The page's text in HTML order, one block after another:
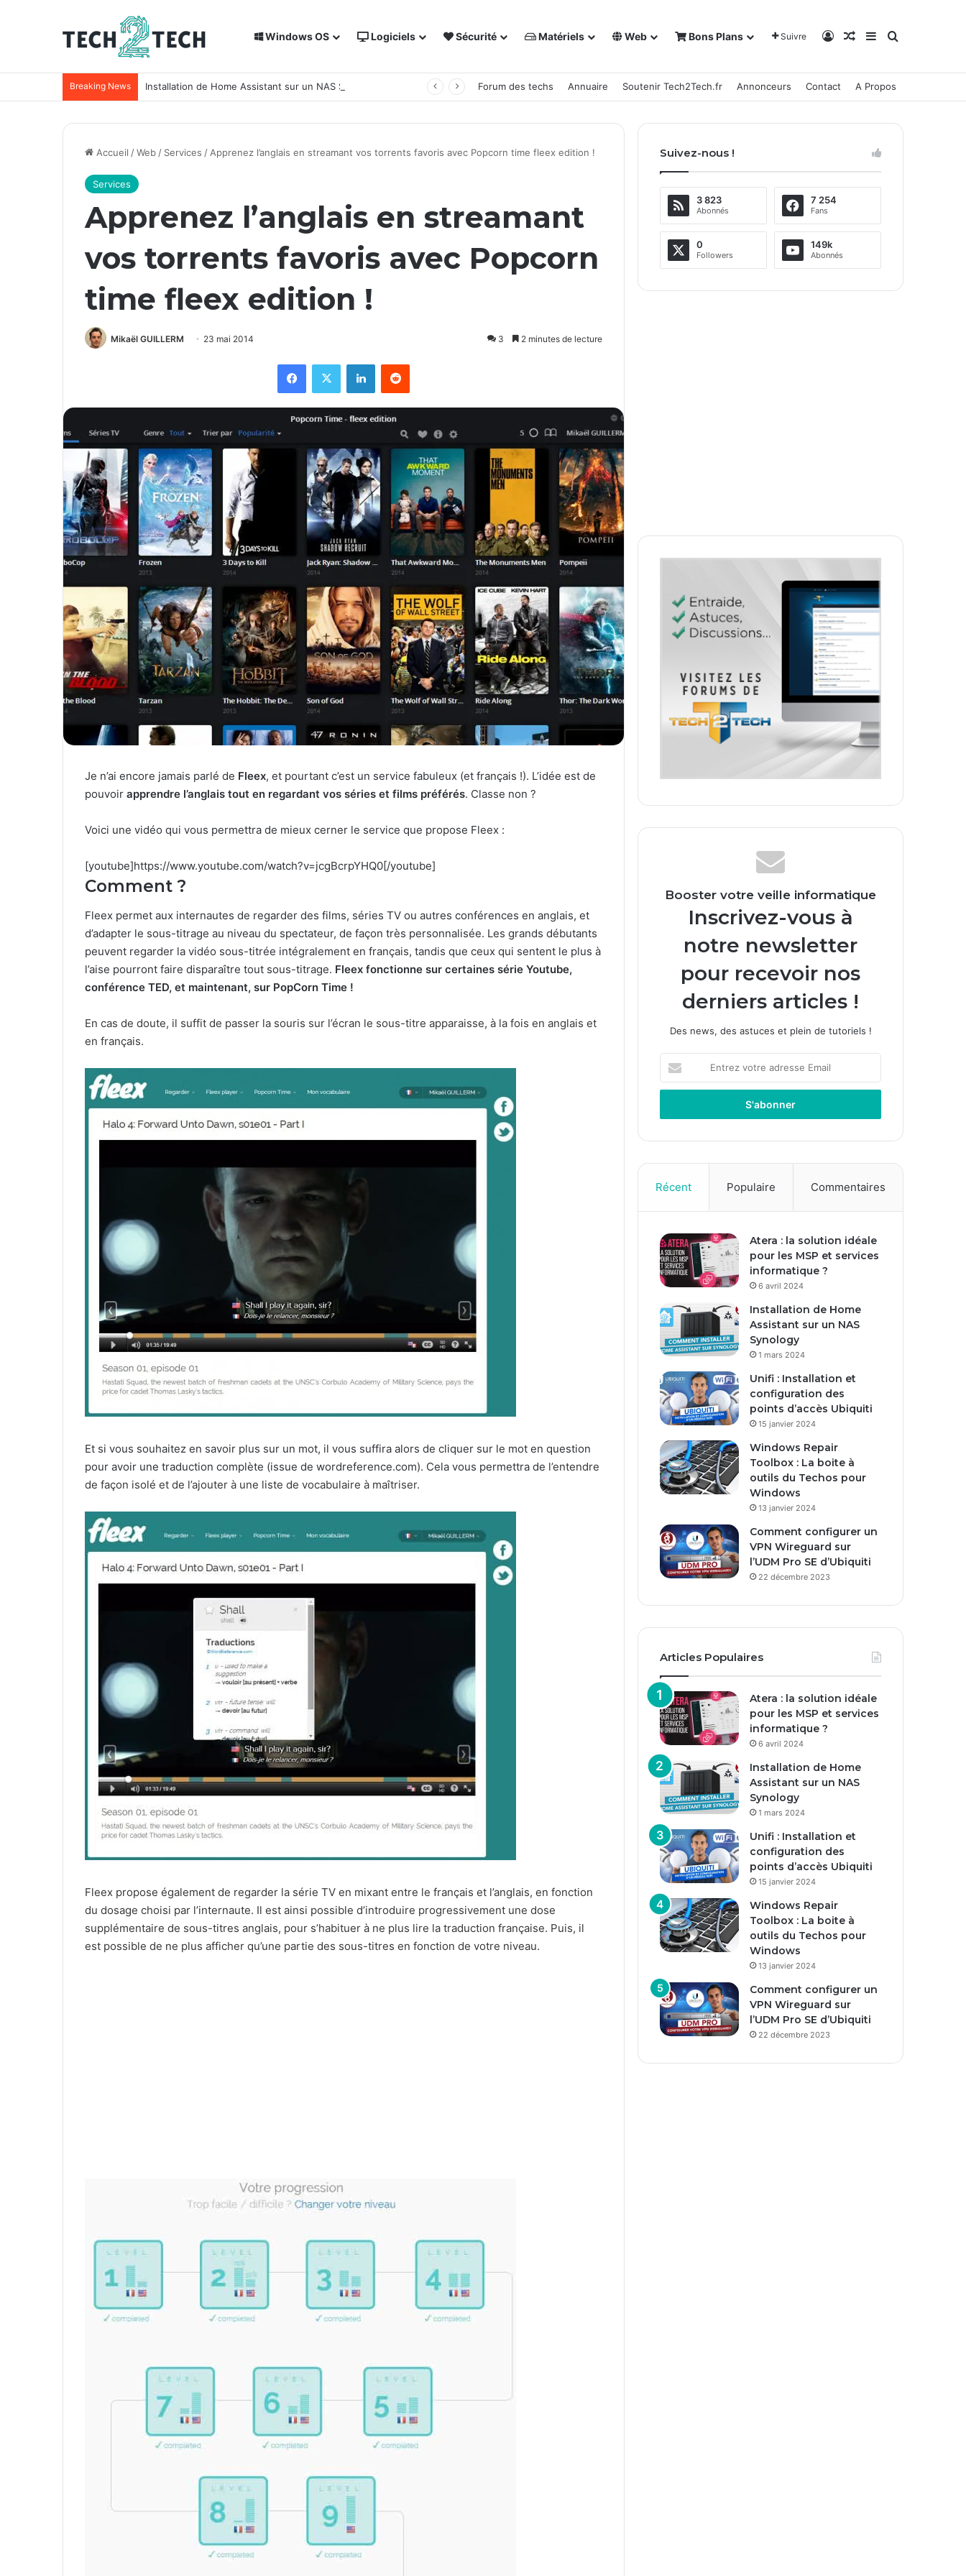
Windows OS Logiciels Sécurité Matériels Web Bons Plans Suivre Connexion
Article Aléatoire
Sidebar (barre
Rechercher
Breaking News Installation de Home Assistant sur un NAS Synology Forum des techs Annuaire Soutenir Tech2Tech.fr Annonceurs Contact A Propos
Accueil /Web / Services / Apprenez l’anglais en streamant vos torrents favoris avec Popcorn time fleex edition !
Services
Apprenez l’anglais en streamant
vos torrents favoris avec Popcorn
time fleex edition !
Mikaël GUILLERM 23 mai 2014 3 2 minutes de lecture
Je n’ai encore jamais parlé de Fleex, et pourtant c’est un service fabuleux (et français !). L’idée est de
pouvoir apprendre l’anglais tout en regardant vos séries et films préférés. Classe non ?
Voici une vidéo qui vous permettra de mieux cerner le service que propose Fleex :
[youtube]https://www.youtube.com/watch?v=jcgBcrpYHQ0[/youtube]
Comment ?
Fleex permet aux internautes de regarder des films, séries TV ou autres conférences en anglais, et
d’adapter le sous-titrage au niveau du spectateur, de façon très personnalisée. Les grands débutants
peuvent regarder la vidéo sous-titrée intégralement en français, tandis que ceux qui sentent le plus à
l’aise pourront faire disparaître tout sous-titrage. Fleex fonctionne sur certaines série Youtube,
conférence TED, et maintenant, sur PopCorn Time !
En cas de doute, il suffit de passer la souris sur l’écran le sous-titre apparaisse, à la fois en anglais et
en français.
Et si vous souhaitez en savoir plus sur un mot, il vous suffira alors de cliquer sur le mot en question
pour avoir une traduction complète (issue de wordreference.com). Cela vous permettra de l’entendre
de façon isolé et de l’ajouter à une liste de vocabulaire à maîtriser.
Fleex propose également de regarder la série TV en mixant entre le français et l’anglais, en fonction
du dosage choisi par l’internaute. Il est ainsi possible d’introduire progressivement une dose
supplémentaire de sous-titres anglais, pour s’habituer à ne plus lire la traduction française. Puis, il
est possible de ne plus afficher qu’une partie des sous-titres en fonction de votre niveau.
Suivez-nous !
3 823
Abonnés
7 254
Fans
0
Followers
149k
Abonnés
Booster votre veille informatique
Inscrivez-vous à
notre newsletter
pour recevoir nos
derniers articles !
Des news, des astuces et plein de tutoriels !
t
e
o
t
e
d
r
e
s
e
m
i
l
Récent Populaire Commentaires
Atera : la solution idéale
pour les MSP et services
informatique ?
6 avril 2024
Installation de Home
Assistant sur un NAS
Synology
1 mars 2024
Unifi : Installation et
configuration des
points d’accès Ubiquiti
15 janvier 2024
Windows Repair
Toolbox : La boite à
outils du Techos pour
Windows
13 janvier 2024
Comment configurer un
VPN Wireguard sur
l’UDM Pro SE d’Ubiquiti
22 décembre 2023
Articles Populaires
Atera : la solution idéale
pour les MSP et services
informatique ?
6 avril 2024
Installation de Home
Assistant sur un NAS
Synology
1 mars 2024
Unifi : Installation et
configuration des
points d’accès Ubiquiti
15 janvier 2024
Windows Repair
Toolbox : La boite à
outils du Techos pour
Windows
13 janvier 2024
Comment configurer un
VPN Wireguard sur
l’UDM Pro SE d’Ubiquiti
22 décembre 2023